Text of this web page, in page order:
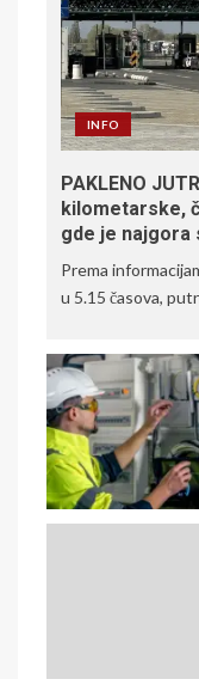
INFO
PAKLENO
kilometarske,
gde je najgora
Prema
u 5.15 časova,